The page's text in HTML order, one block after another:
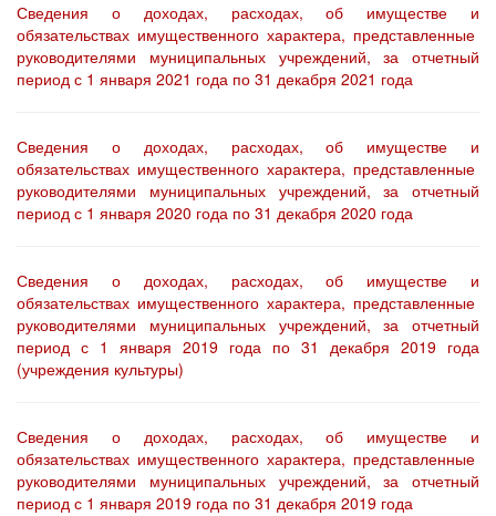
Сведения о доходах, расходах, об имуществе и
обязательствах имущественного характера, представленные
руководителями муниципальных учреждений, за отчетный
период с 1 января 2021 года по 31 декабря 2021 года
Сведения о доходах, расходах, об имуществе и
обязательствах имущественного характера, представленные
руководителями муниципальных учреждений, за отчетный
период с 1 января 2020 года по 31 декабря 2020 года
Сведения о доходах, расходах, об имуществе и
обязательствах имущественного характера, представленные
руководителями муниципальных учреждений, за отчетный
период с 1 января 2019 года по 31 декабря 2019 года
(учреждения культуры)
Сведения о доходах, расходах, об имуществе и
обязательствах имущественного характера, представленные
руководителями муниципальных учреждений, за отчетный
период с 1 января 2019 года по 31 декабря 2019 года